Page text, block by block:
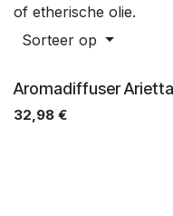
of etherische olie.
Sorteer op
Aromadiffuser Arietta
32,98 €